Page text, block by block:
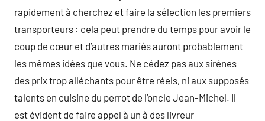
rapidement à cherchez et faire la sélection les premiers
transporteurs : cela peut prendre du temps pour avoir le
coup de cœur et d’autres mariés auront probablement
les mêmes idées que vous. Ne cédez pas aux sirènes
des prix trop alléchants pour être réels, ni aux supposés
talents en cuisine du perrot de l’oncle Jean-Michel. Il
est évident de faire appel à un à des livreur